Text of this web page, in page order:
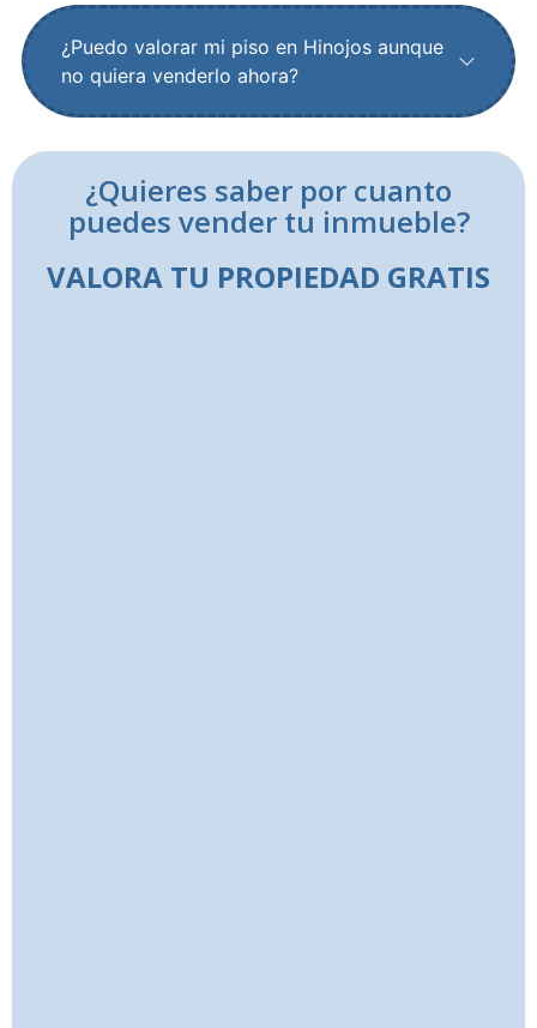
¿Puedo valorar mi piso en Hinojos aunque
no quiera venderlo ahora?
¿Quieres saber por cuanto
puedes vender tu inmueble?
VALORA TU PROPIEDAD GRATIS